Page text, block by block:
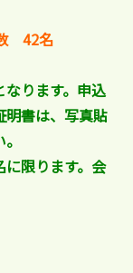
42名
ります。申込
明書は、写真貼
限ります。会